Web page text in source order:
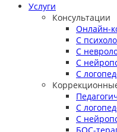
Услуги
Консультации
Онлайн-
С
С
С
С
С
С